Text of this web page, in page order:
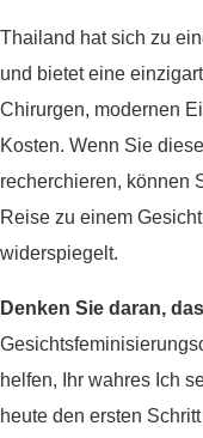
Thailand hat sich zu
und bietet eine
Chirurgen, modernen
Kosten. Wenn Sie
recherchieren, können
Reise zu einem
widerspiegelt.
Denken Sie daran,
helfen, Ihr wahres Ich
heute den ersten